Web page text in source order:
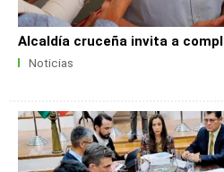
Alcaldía cruceña invita a
Noticias